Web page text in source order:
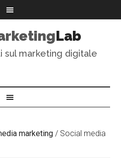
Lab
sul marketing digitale
marketing / Social media